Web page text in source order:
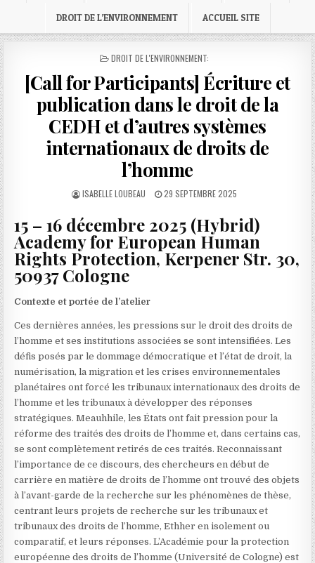
DROIT DE L’ENVIRONNEMENT ACCUEIL SITE
POSTED
DROIT DE L'ENVIRONNEMENT:
[Call for Participants] Écriture et
publication dans le droit de la
CEDH et d’autres systèmes
internationaux de droits de
l’homme
AUTHOR:
ISABELLE LOUBEAU
PUBLISHED
29 SEPTEMBRE 2025
15 – 16 décembre 2025 (Hybrid)
Academy for European Human
Rights Protection, Kerpener Str. 30,
50937 Cologne
Contexte et portée de l’atelier
Ces dernières années, les pressions sur le droit des droits de
l’homme et ses institutions associées se sont intensifiées. Les
défis posés par le dommage démocratique et l’état de droit, la
numérisation, la migration et les crises environnementales
planétaires ont forcé les tribunaux internationaux des droits de
l’homme et les tribunaux à développer des réponses
stratégiques. Meauhhile, les États ont fait pression pour la
réforme des traités des droits de l’homme et, dans certains cas,
se sont complètement retirés de ces traités. Reconnaissant
l’importance de ce discours, des chercheurs en début de
carrière en matière de droits de l’homme ont trouvé des objets
à l’avant-garde de la recherche sur les phénomènes de thèse,
centrant leurs projets de recherche sur les tribunaux et
tribunaux des droits de l’homme, Ethher en isolement ou
comparatif, et leurs réponses. L’Académie pour la protection
européenne des droits de l’homme (Université de Cologne) est